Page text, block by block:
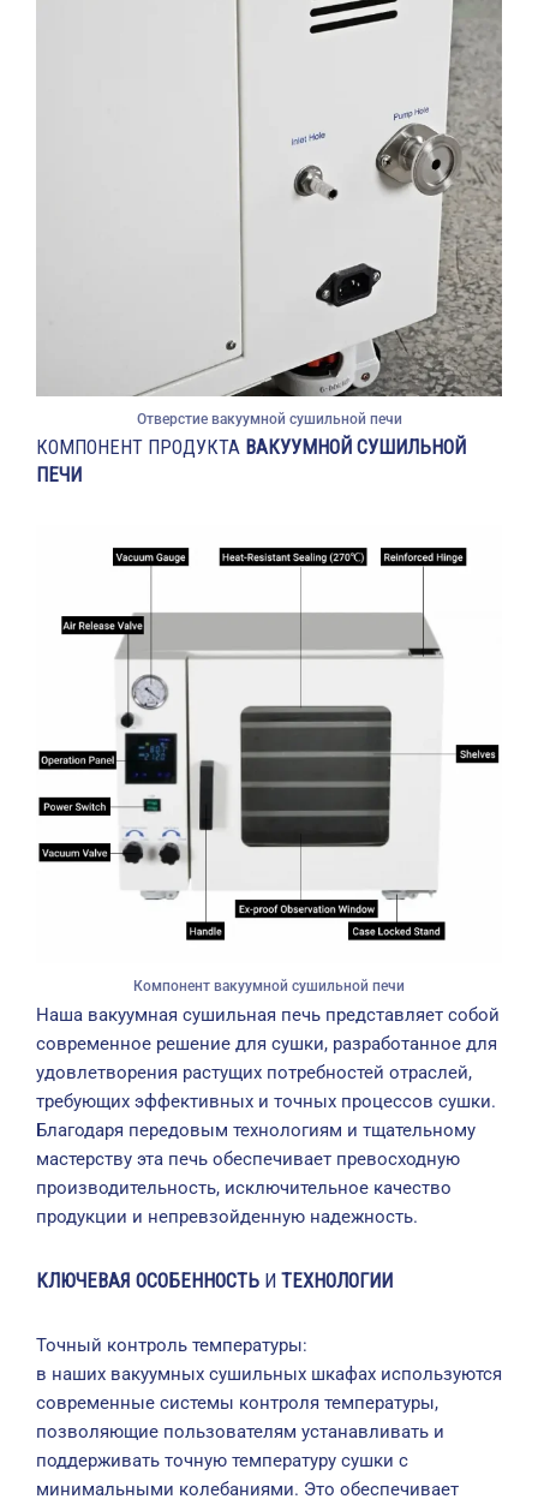
Отверстие вакуумной сушильной печи
КОМПОНЕНТ ПРОДУКТА ВАКУУМНОЙ СУШИЛЬНОЙ
ПЕЧИ
Компонент вакуумной сушильной печи
Наша вакуумная сушильная печь представляет собой
современное решение для сушки, разработанное для
удовлетворения растущих потребностей отраслей,
требующих эффективных и точных процессов сушки.
Благодаря передовым технологиям и тщательному
мастерству эта печь обеспечивает превосходную
производительность, исключительное качество
продукции и непревзойденную надежность.
КЛЮЧЕВАЯ ОСОБЕННОСТЬ И ТЕХНОЛОГИИ
Точный контроль температуры:
в наших вакуумных сушильных шкафах используются
современные системы контроля температуры,
позволяющие пользователям устанавливать и
поддерживать точную температуру сушки с
минимальными колебаниями. Это обеспечивает